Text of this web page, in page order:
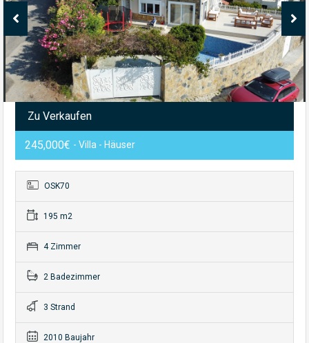
Zu Verkaufen
245,000€ - Villa - Häuser
OSK70
195 m2
4 Zimmer
2 Badezimmer
3 Strand
2010 Baujahr